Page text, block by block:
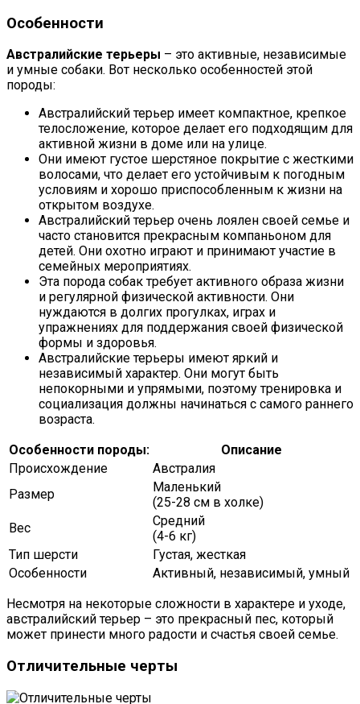
Особенности
Австралийские терьеры – это активные, независимые
и умные собаки. Вот несколько особенностей этой
породы:
Австралийский терьер имеет компактное, крепкое
телосложение, которое делает его подходящим для
активной жизни в доме или на улице.
Они имеют густое шерстяное покрытие с жесткими
волосами, что делает его устойчивым к погодным
условиям и хорошо приспособленным к жизни на
открытом воздухе.
Австралийский терьер очень лоялен своей семье и
часто становится прекрасным компаньоном для
детей. Они охотно играют и принимают участие в
семейных мероприятиях.
Эта порода собак требует активного образа жизни
и регулярной физической активности. Они
нуждаются в долгих прогулках, играх и
упражнениях для поддержания своей физической
формы и здоровья.
Австралийские терьеры имеют яркий и
независимый характер. Они могут быть
непокорными и упрямыми, поэтому тренировка и
социализация должны начинаться с самого раннего
возраста.
Особенности породы:
Описание
Происхождение
Австралия
Размер
Маленький
(25-28 см в холке)
Вес
Средний
(4-6 кг)
Тип шерсти
Густая, жесткая
Особенности
Активный, независимый, умный
Несмотря на некоторые сложности в характере и уходе,
австралийский терьер – это прекрасный пес, который
может принести много радости и счастья своей семье.
Отличительные черты